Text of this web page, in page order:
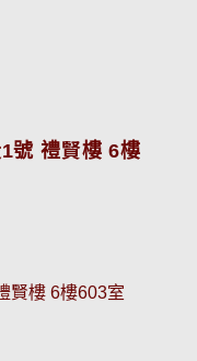
號 禮賢樓 6樓
賢樓 6樓603室